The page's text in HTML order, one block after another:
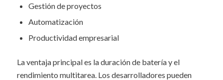
Gestión de proyectos
Automatización
Productividad empresarial
La ventaja principal es la duración de batería y el
rendimiento multitarea. Los desarrolladores pueden